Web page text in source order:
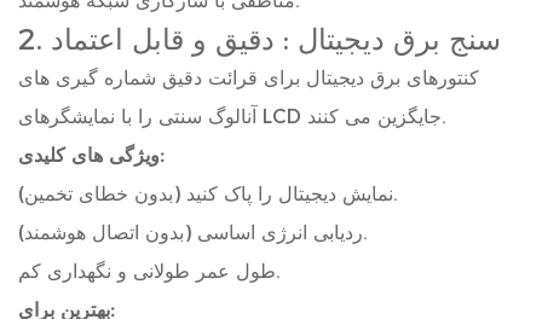
2. سنج برق دیجیتال : دقیق و قابل اعتماد
کنتورهای برق دیجیتال برای قرائت دقیق شماره گیری های
آنالوگ سنتی را با نمایشگرهای LCD جایگزین می کنند.
ویژگی های کلیدی:
نمایش دیجیتال را پاک کنید (بدون خطای تخمین).
ردیابی انرژی اساسی (بدون اتصال هوشمند).
طول عمر طولانی و نگهداری کم.
بهترین برای: